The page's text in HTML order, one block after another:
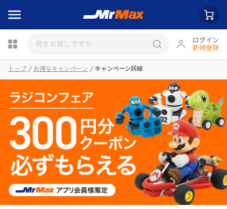
ログイン
新規登録
瓶詰
トップ お得なキャンペーン キャンペーン詳細